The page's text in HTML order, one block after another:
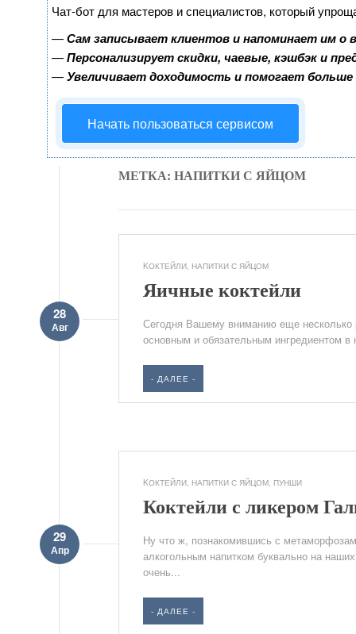
Чат-бот для мастеров и специалистов, который
—Сам записывает клиентов и напоминает им о
—Персонализирует скидки, чаевые, кэшбэк и
—Увеличивает доходимость и помогает
Начать пользоваться сервисом
МЕТКА: НАПИТКИ С ЯЙЦОМ
KОКТЕЙЛИ, НАПИТКИ С ЯЙЦОМ
Яичные коктейли
28
Авг
Сегодня Вашему вниманию еще несколько
основным и обязательным ингредиентом
- ДАЛЕЕ -
KОКТЕЙЛИ, НАПИТКИ С ЯЙЦОМ, ПУНШИ
Коктейли с ликером
29
Апр
Ну что ж, познакомившись с
алкогольным напитком буквально на
очень...
- ДАЛЕЕ -